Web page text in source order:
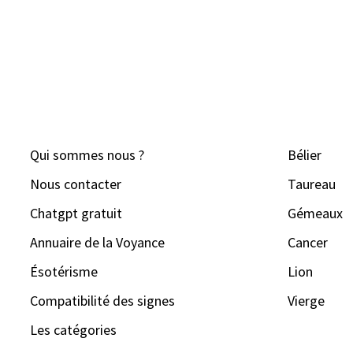
Qui sommes nous ?
Nous contacter
Chatgpt gratuit
Annuaire de la Voyance
Ésotérisme
Compatibilité des signes
Les catégories
Bélier
Taureau
Gémeaux
Cancer
Lion
Vierge